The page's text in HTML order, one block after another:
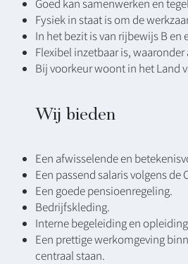
Goed kan samenwerken en
Fysiek in staat is om de
In het bezit is van rijbewijs B en
Flexibel inzetbaar is,
Bij voorkeur woont in het Land
Wij bieden
Een afwisselende en
Een passend salaris volgens de
Een goede pensioenregeling.
Bedrijfskleding.
Interne begeleiding en
Een prettige werkomgeving
centraal staan.